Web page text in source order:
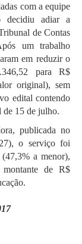
com a equipe
decidiu adiar a
de Contas
um trabalho
em reduzir o
para R$
original), sem
edital contendo
15 de julho.
publicada no
o serviço foi
a menor),
de R$